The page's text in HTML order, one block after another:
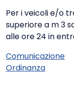
Per i veicoli e/o
superiore a m 3
alle ore 24 in
Comunicazione
Ordinanza